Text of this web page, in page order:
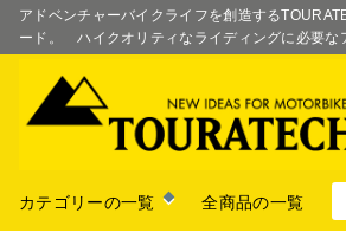
アドベンチャーバイクライフを創造する
ード。 ハイクオリティなライディングに必要な
カテゴリーの一覧 全商品の一覧